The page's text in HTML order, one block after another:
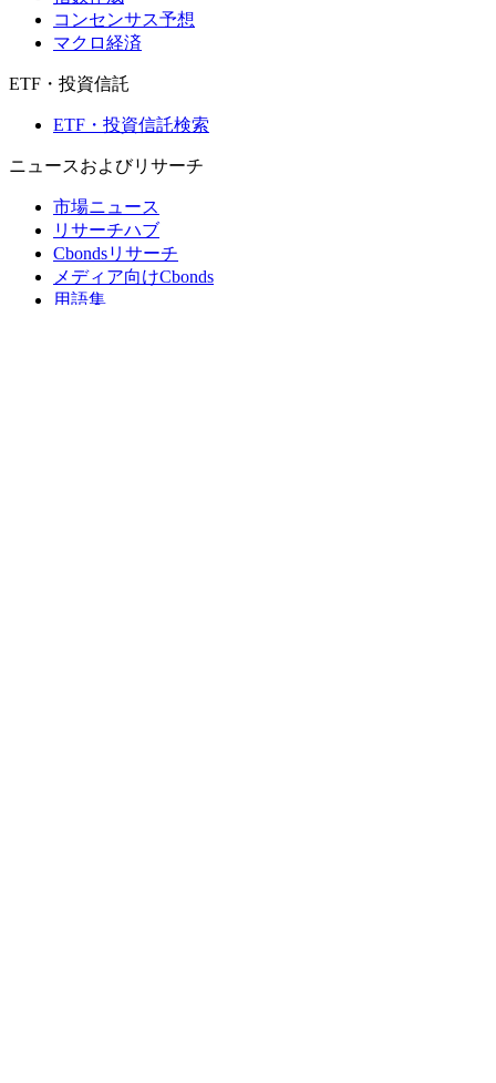
コンセンサス予想
マクロ経済
ETF・投資信託
ETF・投資信託検索
ニュースおよびリサーチ
市場ニュース
リサーチハブ
Cbondsリサーチ
メディア向けCbonds
用語集